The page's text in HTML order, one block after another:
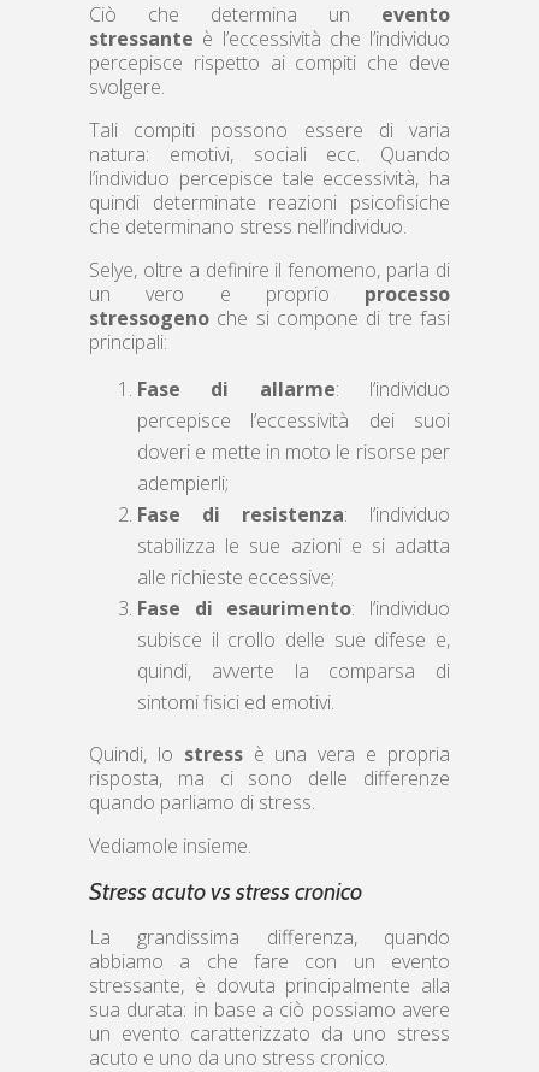
Ciò che determina un evento
stressante è l’eccessività che l’individuo
percepisce rispetto ai compiti che deve
svolgere.
Tali compiti possono essere di varia
natura: emotivi, sociali ecc. Quando
l’individuo percepisce tale eccessività, ha
quindi determinate reazioni psicofisiche
che determinano stress nell’individuo.
Selye, oltre a definire il fenomeno, parla di
un vero e proprio processo
stressogeno che si compone di tre fasi
principali:
Fase di allarme: l’individuo
percepisce l’eccessività dei suoi
doveri e mette in moto le risorse per
adempierli;
Fase di resistenza: l’individuo
stabilizza le sue azioni e si adatta
alle richieste eccessive;
Fase di esaurimento: l’individuo
subisce il crollo delle sue difese e,
quindi, avverte la comparsa di
sintomi fisici ed emotivi.
Quindi, lo stressè una vera e propria
risposta, ma ci sono delle differenze
quando parliamo di stress.
Vediamole insieme.
Stress acuto vs stress cronico
La grandissima differenza, quando
abbiamo a che fare con un evento
stressante, è dovuta principalmente alla
sua durata: in base a ciò possiamo avere
un evento caratterizzato da uno stress
acuto e uno da uno stress cronico.